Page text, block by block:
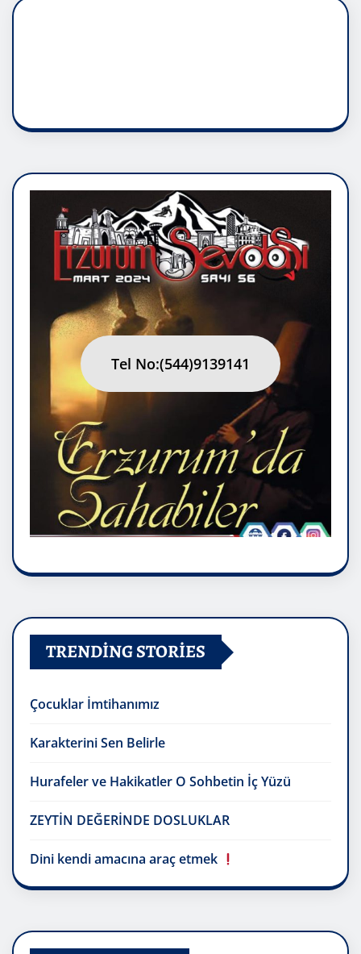
Tel No:(544)9139141
TRENDING STORIES
Çocuklar İmtihanımız
Karakterini Sen Belirle
Hurafeler ve Hakikatler O Sohbetin İç Yüzü
ZEYTİN DEĞERİNDE DOSLUKLAR
Dini kendi amacına araç etmek